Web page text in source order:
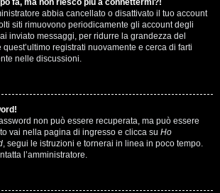
fa, ma non riesco più a connettermi?!
abbia cancellato o disattivato il tuo account
siti rimuovono periodicamente gli account degli
inviato messaggi, per ridurre la grandezza del
registrati nuovamente e cerca di farti
nelle discussioni.
non può essere recuperata, ma può essere
vai nella pagina di ingresso e clicca su Ho
, segui le istruzioni e tornerai in linea in poco tempo.
l’amministratore.